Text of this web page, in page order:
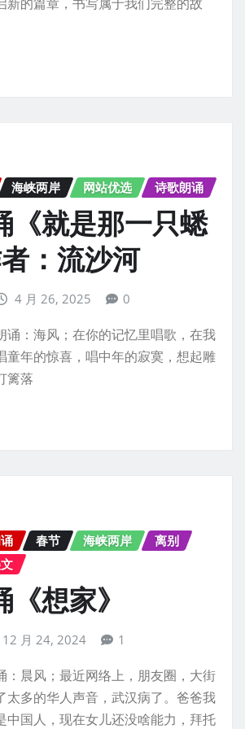
海峡两岸 网站优选 诗歌朗诵
《就是那一只蟋
：流沙河
4 月 26, 2025 0
诵：海风；在你的记忆里唱歌，在我
童年的惊喜，唱中年的寂寞，想起雕
篱落
春节 海峡两岸
离别
想家》
12 月 24, 2024 1
：晨风；最近网络上，朋友圈，大街
太多的华人声音，武汉病了。爸爸我
中国人，现在女儿还没啥能力，拜托